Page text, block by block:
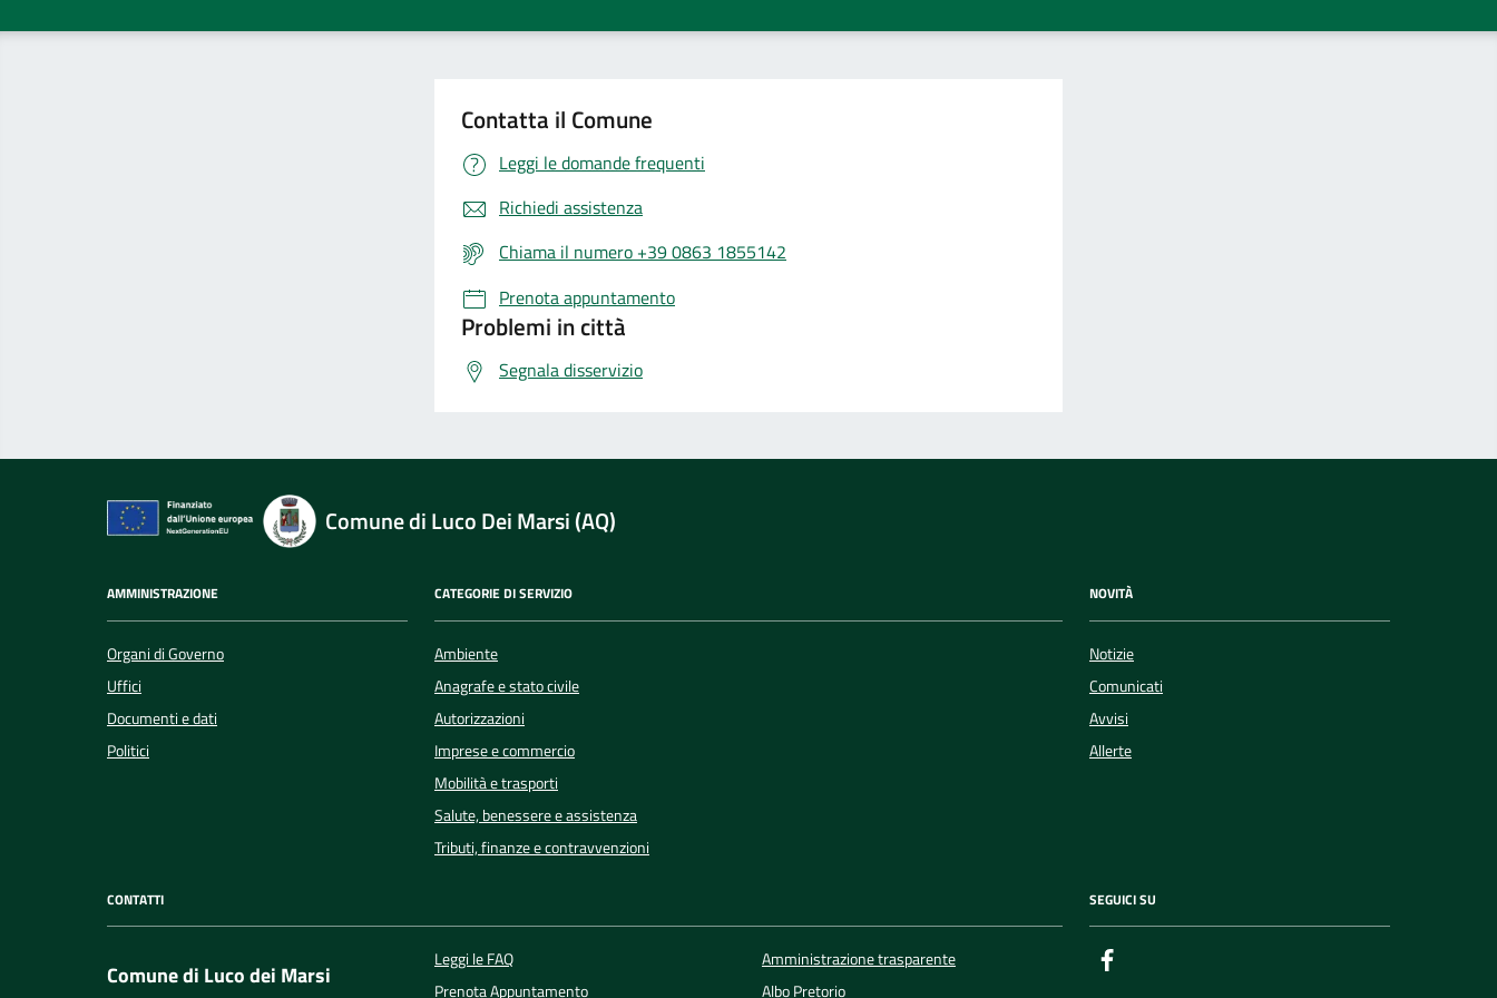
Contatta il Comune
Leggi le domande frequenti
Richiedi assistenza
Chiama il numero +39 0863 1855142
Prenota appuntamento
Problemi in città
Segnala disservizio
Comune di Luco Dei Marsi (AQ)
AMMINISTRAZIONE
Organi di Governo
Uffici
Documenti e dati
Politici
CATEGORIE DI SERVIZIO
Ambiente
Anagrafe e stato civile
Autorizzazioni
Imprese e commercio
Mobilità e trasporti
Salute, benessere e assistenza
Tributi, finanze e contravvenzioni
NOVITÀ
Notizie
Comunicati
Avvisi
Allerte
CONTATTI
Comune di Luco dei Marsi
Leggi le FAQ
Prenota Appuntamento
Amministrazione trasparente
Albo Pretorio
SEGUICI SU